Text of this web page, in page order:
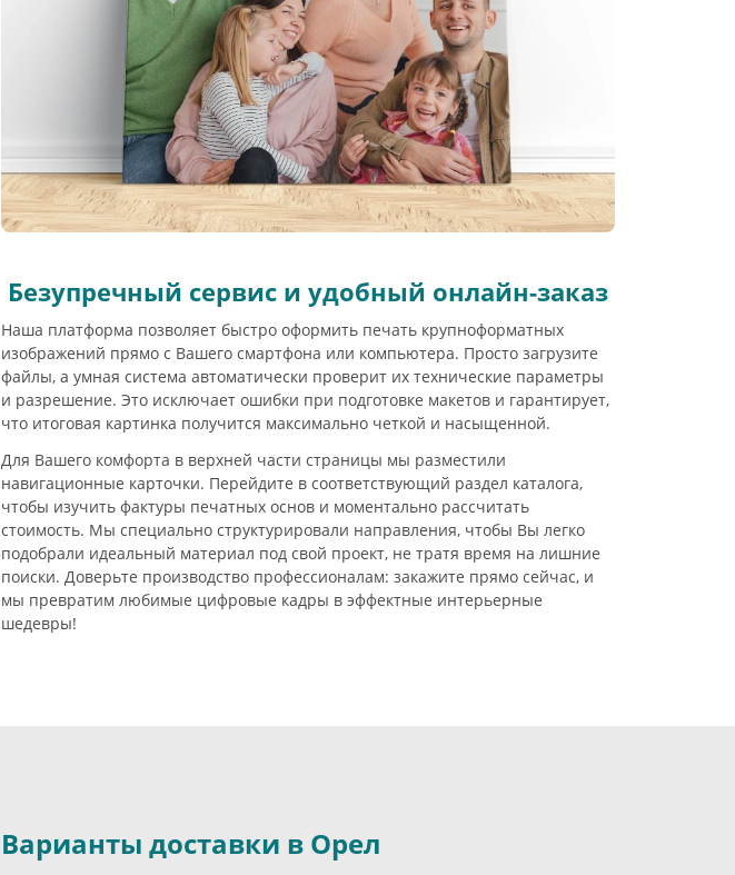
Безупречный сервис и удобный онлайн-заказ
Наша платформа позволяет быстро оформить печать крупноформатных
изображений прямо с Вашего смартфона или компьютера. Просто загрузите
файлы, а умная система автоматически проверит их технические параметры
и разрешение. Это исключает ошибки при подготовке макетов и гарантирует,
что итоговая картинка получится максимально четкой и насыщенной.
Для Вашего комфорта в верхней части страницы мы разместили
навигационные карточки. Перейдите в соответствующий раздел каталога,
чтобы изучить фактуры печатных основ и моментально рассчитать
стоимость. Мы специально структурировали направления, чтобы Вы легко
подобрали идеальный материал под свой проект, не тратя время на лишние
поиски. Доверьте производство профессионалам: закажите прямо сейчас, и
мы превратим любимые цифровые кадры в эффектные интерьерные
шедевры!
Варианты доставки в Орел